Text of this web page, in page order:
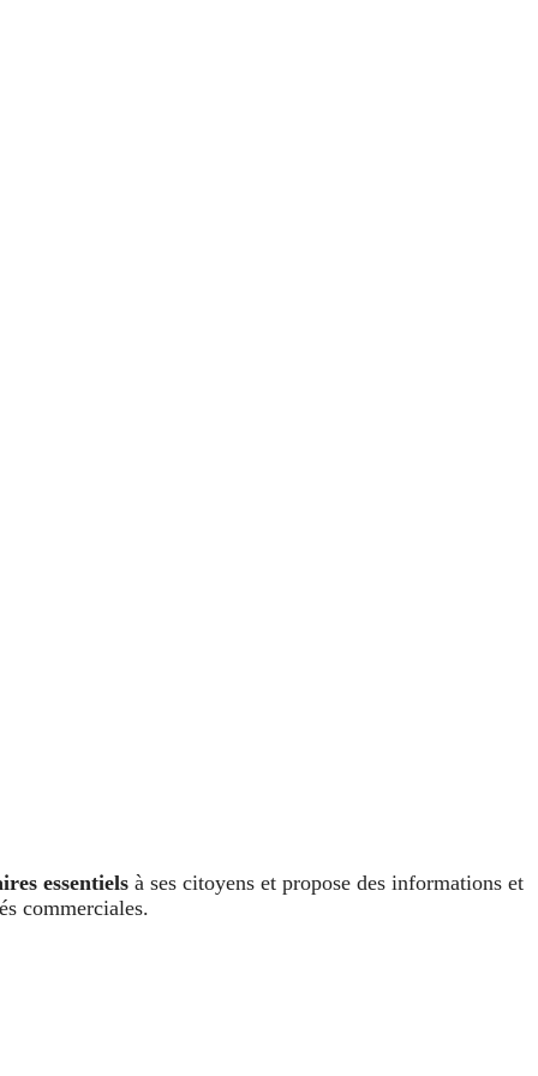
essentiels à ses citoyens et propose des informations et
commerciales.